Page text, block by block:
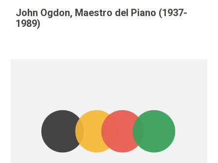
John Ogdon, Maestro del Piano (1937-
1989)